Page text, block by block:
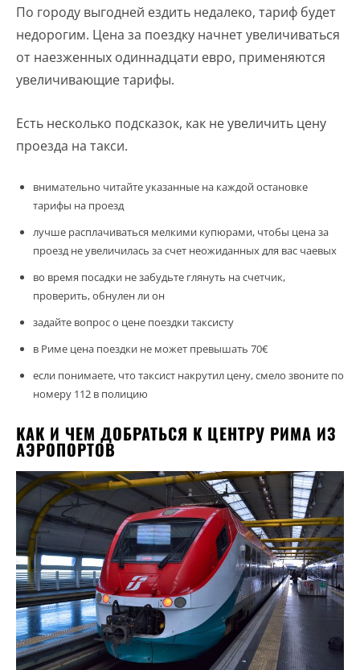
По городу выгодней ездить недалеко, тариф будет
недорогим. Цена за поездку начнет увеличиваться
от наезженных одиннадцати евро, применяются
увеличивающие тарифы.
Есть несколько подсказок, как не увеличить цену
проезда на такси.
внимательно читайте указанные на каждой остановке
тарифы на проезд
лучше расплачиваться мелкими купюрами, чтобы цена за
проезд не увеличилась за счет неожиданных для вас чаевых
во время посадки не забудьте глянуть на счетчик,
проверить, обнулен ли он
задайте вопрос о цене поездки таксисту
в Риме цена поездки не может превышать 70€
если понимаете, что таксист накрутил цену, смело звоните по
номеру 112 в полицию
КАК И ЧЕМ ДОБРАТЬСЯ К ЦЕНТРУ РИМА ИЗ
АЭРОПОРТОВ